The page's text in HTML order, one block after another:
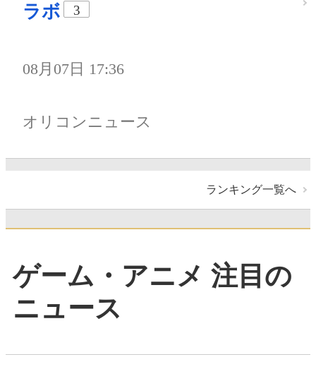
ラボ
3
08月07日 17:36
オリコンニュース
ランキング一覧へ
ゲーム・アニメ 注目の
ニュース